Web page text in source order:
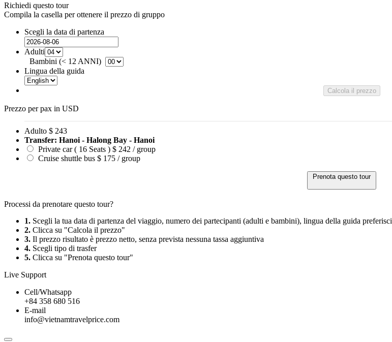
Richiedi questo tour
Compila la casella per ottenere il prezzo di gruppo
Scegli la data di partenza
Adulti
Bambini (< 12 ANNI)
Lingua della guida
Calcola il prezzo
Prezzo per pax in USD
Adulto $ 243
Transfer: Hanoi - Halong Bay - Hanoi
Private car ( 16 Seats ) $ 242 / group
Cruise shuttle bus $ 175 / group
Prenota questo tour
Processi da prenotare questo tour?
1. Scegli la tua data di partenza del viaggio, numero dei partecipanti (adulti e bambini), lingua della guida preferisci
2. Clicca su "Calcola il prezzo"
3. Il prezzo risultato è prezzo netto, senza prevista nessuna tassa aggiuntiva
4. Scegli tipo di trasfer
5. Clicca su "Prenota questo tour"
Live Support
Cell/Whatsapp
+84 358 680 516
E-mail
info@vietnamtravelprice.com